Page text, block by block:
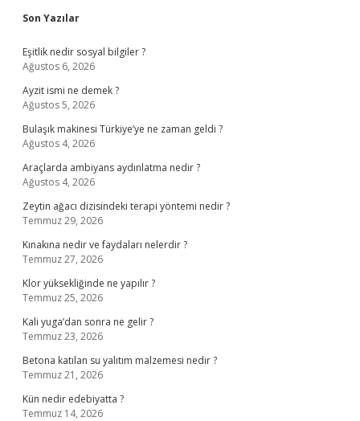
Sidebar
Son Yazılar
Eşitlik nedir sosyal bilgiler ?
Ağustos 6, 2026
Ayzit ismi ne demek ?
Ağustos 5, 2026
Bulaşık makinesi Türkiye’ye ne zaman geldi ?
Ağustos 4, 2026
Araçlarda ambiyans aydınlatma nedir ?
Ağustos 4, 2026
Zeytin ağacı dizisindeki terapi yöntemi nedir ?
Temmuz 29, 2026
Kınakına nedir ve faydaları nelerdir ?
Temmuz 27, 2026
Klor yüksekliğinde ne yapılır ?
Temmuz 25, 2026
Kali yuga’dan sonra ne gelir ?
Temmuz 23, 2026
Betona katılan su yalıtım malzemesi nedir ?
Temmuz 21, 2026
Kün nedir edebiyatta ?
Temmuz 14, 2026